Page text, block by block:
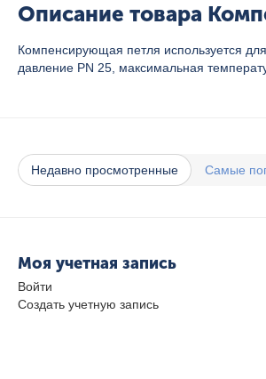
Описание товара
Компенсирующая петля используется
давление PN 25, максимальная
Недавно просмотренные Самые
Моя учетная запись
Войти
Создать учетную запись